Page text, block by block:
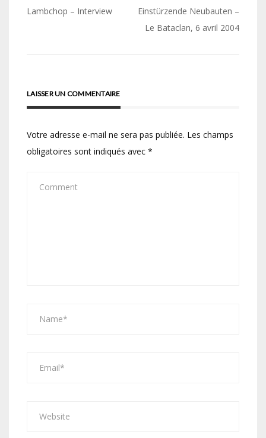
Navigation
Lambchop – Interview
Einstürzende Neubauten –
Le Bataclan, 6 avril 2004
LAISSER UN COMMENTAIRE
Votre adresse e-mail ne sera pas publiée. Les champs
obligatoires sont indiqués avec *